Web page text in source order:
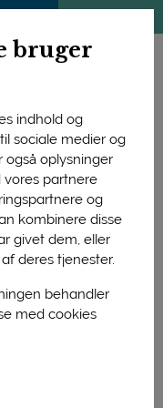
bruger
indhold og
sociale medier og
også oplysninger
partnere
og
kombinere disse
givet dem, eller
deres tjenester.
behandler
med cookies
i madpakken – en
måltidsvaner.